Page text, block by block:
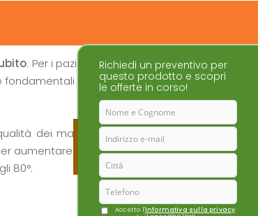
. Per i pazienti alettati, i continui cambi di
nella prevenzione dei danni da
dei materiali ad un prezzo contenuto.
aumentare il comfort e garantire un valido
80°.
Richiedi un preventivo per
questo prodotto e scopri
le offerte in corso!
Accetto l'informativa sulla privacy